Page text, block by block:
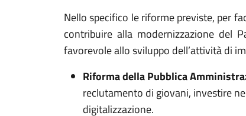
Nello specifico le riforme previste, per
contribuire alla modernizzazione del
favorevole allo sviluppo dell’attività di
Riforma della Pubblica
reclutamento di giovani, investire
digitalizzazione.